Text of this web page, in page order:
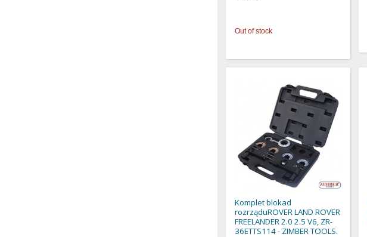
Out of stock
Komplet blokad
rozrząduROVER LAND ROVER
FREELANDER 2.0 2.5 V6, ZR-
36ETTS114 - ZIMBER TOOLS.